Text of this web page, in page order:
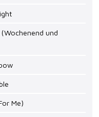
(Wochenend und
Me)